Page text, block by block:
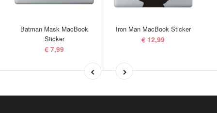
Batman Mask MacBook
Sticker
€ 7,99
Iron Man MacBook Sticker
€ 12,99